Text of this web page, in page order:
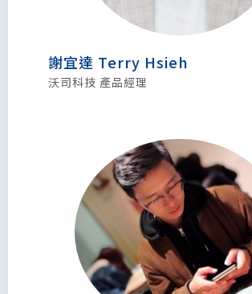
謝宜達 Terry Hsieh
沃司科技 產品經理